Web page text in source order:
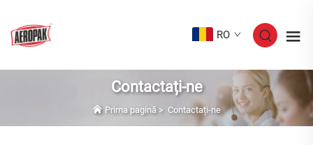
RO
Contactați-ne
Prima pagină > Contactați-ne